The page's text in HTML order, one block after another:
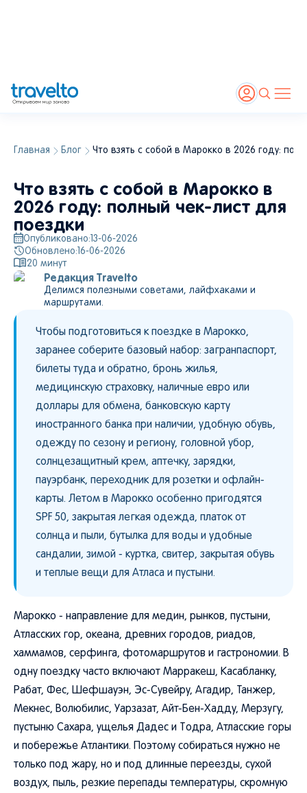
2026 году: полный чек-лист для
поездки
Опубликовано:
Обновлено:16-06-2026
20минут
Редакция Travelto
Делимся полезными советами, лайфхаками и
маршрутами.
заранее соберите базовый набор: загранпаспорт,
билеты туда и обратно, бронь жилья,
медицинскую страховку, наличные евро или
доллары для обмена, банковскую карту
иностранного банка при наличии, удобную обувь,
одежду по сезону и региону, головной убор,
солнцезащитный крем, аптечку, зарядки,
пауэрбанк, переходник для розетки и офлайн-
карты. Летом в Марокко особенно пригодятся
SPF 50, закрытая легкая одежда, платок от
солнца и пыли, бутылка для воды и удобные
сандалии, зимой - куртка, свитер, закрытая обувь
и теплые вещи для Атласа и пустыни.
Атласских гор, океана, древних городов, риадов,
хаммамов, серфинга, фотомаршрутов и гастрономии. В
одну поездку часто включают Марракеш, Касабланку,
Рабат, Фес, Шефшауэн, Эс-Сувейру, Агадир, Танжер,
Мекнес, Волюбилис, Уарзазат, Айт-Бен-Хадду, Мерзугу,
пустыню Сахара, ущелья Дадес и Тодра, Атласские горы
и побережье Атлантики. Поэтому собираться нужно не
только под жару, но и под длинные переезды, сухой
воздух, пыль, резкие перепады температуры, скромную
одежду для традиционных районов, прогулки по